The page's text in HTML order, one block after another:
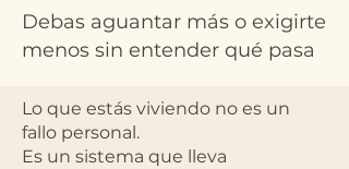
Debas aguantar más o exigirte
menos sin entender qué pasa
Lo que estás viviendo no es un
fallo personal.
Es un sistema que lleva